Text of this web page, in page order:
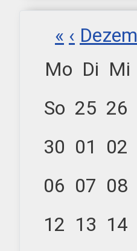
« ‹
Mo Di Mi
So 25 26
30 01 02
06 07 08
12 13 14